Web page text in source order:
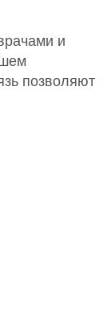
и
позволяют